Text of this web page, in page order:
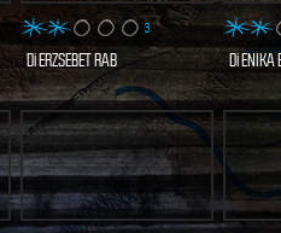
4 VISITE
SCOPRI E VOTA
ORA
3
DiERZSEBET RAB DiENIKA